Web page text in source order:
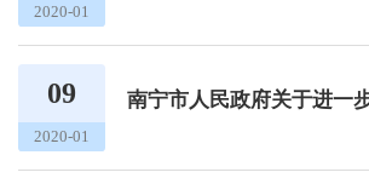
2020-01
09
2020-01